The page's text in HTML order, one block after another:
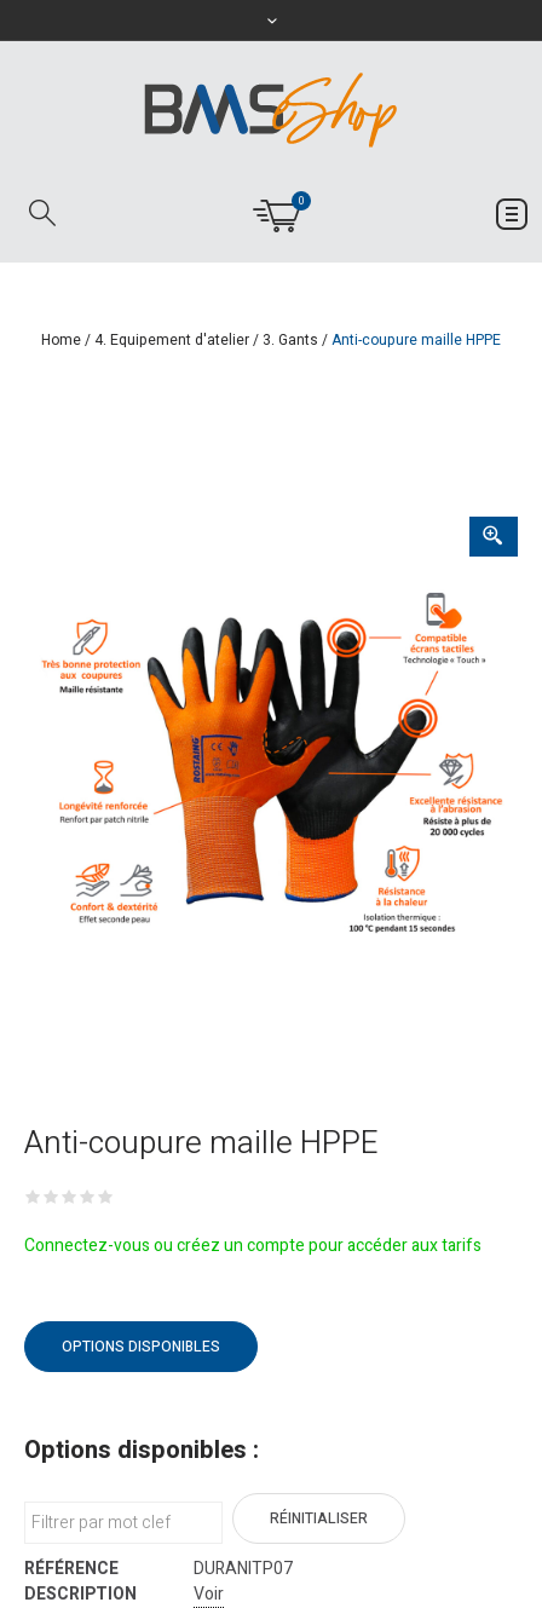
0
Home/4. Equipement d'atelier/ 3. Gants /Anti-coupure maille HPPE
Anti-coupure maille HPPE
Connectez-vous ou créez un compte pour accéder aux tarifs
OPTIONS DISPONIBLES
Options disponibles :
RÉINITIALISER
DURANITP07
Voir